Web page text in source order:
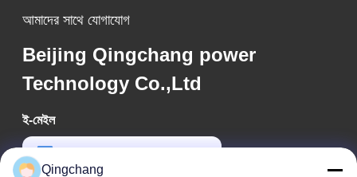
আমাদের সাথে যোগাযোগ
Beijing Qingchang power
Technology Co.,Ltd
ই-মেইল
Qingchang